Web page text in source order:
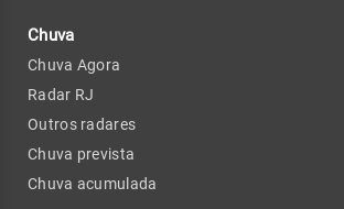
Chuva
Chuva Agora
Radar RJ
Outros radares
Chuva prevista
Chuva acumulada